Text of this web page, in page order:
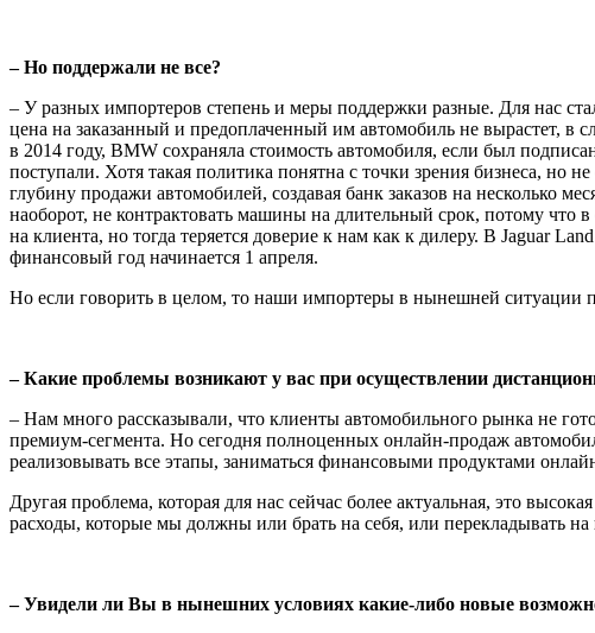
– Но поддержали не все?
– У разных импортеров степень и меры поддержки разные. Для нас
цена на заказанный и предоплаченный им автомобиль не вырастет, в
в 2014 году, BMW сохраняла стоимость автомобиля, если был
поступали. Хотя такая поли­тика понятна с точки зрения бизнеса,
глубину продажи автомобилей, создавая банк заказов на несколько
наоборот, не контрактовать маши­ны на длительный срок, потому
на клиента, но тогда теряется доверие к нам как к дилеру. В Jaguar
финансовый год начинается 1 апреля.
Но если говорить в целом, то наши импортеры в нынешней ситуа­ции
– Какие проблемы возникают у вас при осуществлении
– Нам много рассказывали, что клиенты автомобильного рынка не
пре­миум-сегмента. Но сегодня полноценных онлайн-продаж
реализо­вывать все этапы, заниматься финансовыми продуктами
Другая проблема, которая для нас сейчас более актуальная, это
расходы, которые мы должны или брать на себя, или переклады­вать на
– Увидели ли Вы в нынешних условиях какие-либо новые